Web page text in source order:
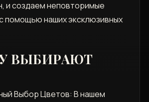
и создаем неповторимые
помощью наших эксклюзивных
ВЫБИРАЮТ
Выбор Цветов: В нашем